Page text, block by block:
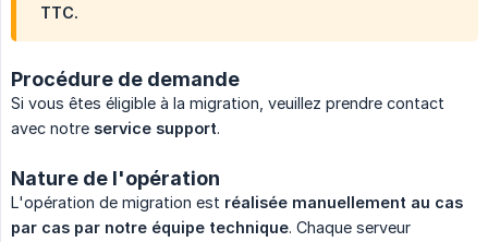
TTC.
Procédure de demande
Si vous êtes éligible à la migration, veuillez prendre contact
avec notre service support.
Nature de l'opération
L'opération de migration est réalisée manuellement au cas
par cas par notre équipe technique. Chaque serveur